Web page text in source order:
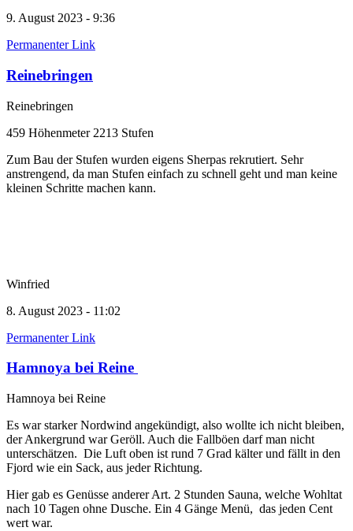
9. August 2023 - 9:36
Permanenter Link
Reinebringen
Reinebringen
459 Höhenmeter 2213 Stufen
Zum Bau der Stufen wurden eigens Sherpas rekrutiert. Sehr
anstrengend, da man Stufen einfach zu schnell geht und man keine
kleinen Schritte machen kann.
Winfried
8. August 2023 - 11:02
Permanenter Link
Hamnoya bei Reine
Hamnoya bei Reine
Es war starker Nordwind angekündigt, also wollte ich nicht bleiben,
der Ankergrund war Geröll. Auch die Fallböen darf man nicht
unterschätzen. Die Luft oben ist rund 7 Grad kälter und fällt in den
Fjord wie ein Sack, aus jeder Richtung.
Hier gab es Genüsse anderer Art. 2 Stunden Sauna, welche Wohltat
nach 10 Tagen ohne Dusche. Ein 4 Gänge Menü, das jeden Cent
wert war.